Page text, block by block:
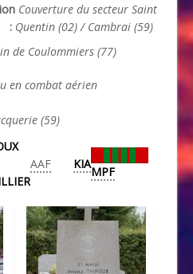
:
Couverture du secteur Saint
Quentin (02) / Cambrai (59)
de Coulommiers (77)
en combat aérien
(59)
AAF KIA
MPF